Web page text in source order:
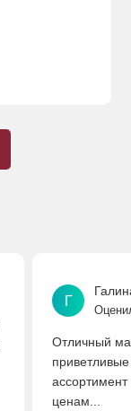
Г
Отличный
ценам...